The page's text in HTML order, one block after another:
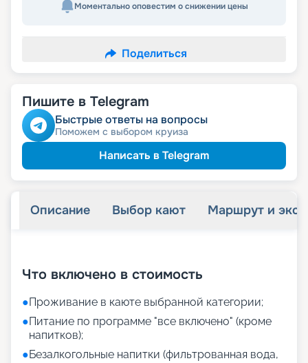
Моментально оповестим о снижении цены
Поделиться
Пишите в Telegram
Быстрые ответы на вопросы
Поможем с выбором круиза
Написать в Telegram
Описание Выбор кают Маршрут и
Что включено в стоимость
●Проживание в каюте выбранной категории;
●Питание по программе "все включено" (кроме
напитков);
●Безалкогольные напитки (фильтрованная вода,